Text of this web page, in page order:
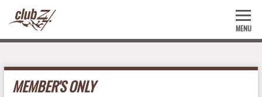
MENU
MEMBER'S ONLY